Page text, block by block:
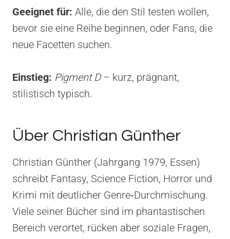
Geeignet für: Alle, die den Stil testen wollen,
bevor sie eine Reihe beginnen, oder Fans, die
neue Facetten suchen.
Einstieg: Pigment D– kurz, prägnant,
stilistisch typisch.
Über Christian Günther
Christian Günther (Jahrgang 1979, Essen)
schreibt Fantasy, Science Fiction, Horror und
Krimi mit deutlicher Genre‑Durchmischung.
Viele seiner Bücher sind im phantastischen
Bereich verortet, rücken aber soziale Fragen,